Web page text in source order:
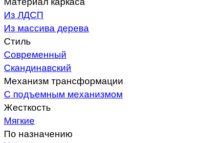
Из ЛДСП
Из массива дерева
Стиль
Современный
Скандинавский
Механизм трансформации
С подъемным механизмом
Жесткость
Мягкие
По назначению